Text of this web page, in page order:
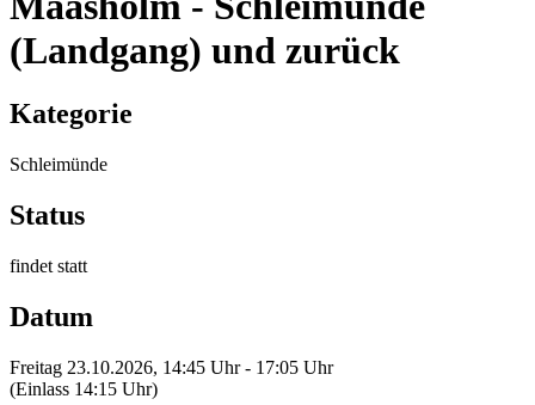
(Landgang) und zurück
Kategorie
Schleimünde
Status
findet statt
Datum
Freitag 23.10.2026, 14:45 Uhr - 17:05 Uhr
(Einlass 14:15 Uhr)